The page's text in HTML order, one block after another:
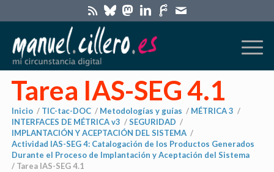
Tarea IAS-SEG 4.1
Inicio / TIC-tac-DOC / Metodologías y guías / MÉTRICA 3 /
INTERFACES DE MÉTRICA v3 /SEGURIDAD /
IMPLANTACIÓN Y ACEPTACIÓN DEL SISTEMA /
Actividad IAS-SEG 4: Catalogación de los Productos Generados
Durante el Proceso de Implantación y Aceptación del Sistema
/ Tarea IAS-SEG 4.1